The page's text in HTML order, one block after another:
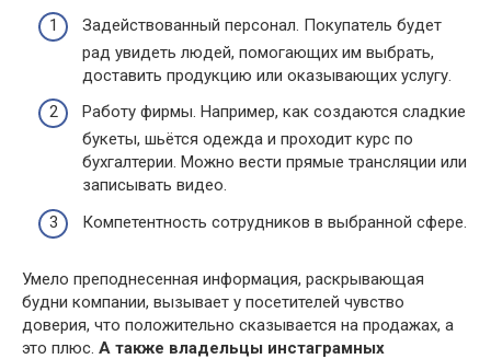
Задействованный персонал. Покупатель будет
рад увидеть людей, помогающих им выбрать,
доставить продукцию или оказывающих услугу.
Работу фирмы. Например, как создаются сладкие
букеты, шьётся одежда и проходит курс по
бухгалтерии. Можно вести прямые трансляции или
записывать видео.
Компетентность сотрудников в выбранной сфере.
Умело преподнесенная информация, раскрывающая
будни компании, вызывает у посетителей чувство
доверия, что положительно сказывается на продажах, а
это плюс. А также владельцы инстаграмных